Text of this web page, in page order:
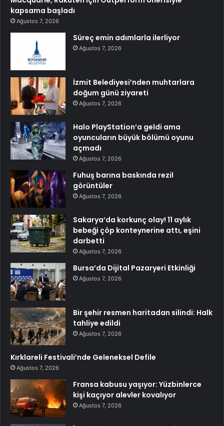
kapsama başladı
Ağustos 7, 2026
Süreç emin adımlarla ilerliyor
Ağustos 7, 2026
İzmit Belediyesi’nden muhtarlara
doğum günü ziyareti
Ağustos 7, 2026
Halo PlayStation’a geldi ama
oyuncuların büyük bölümü oyunu
açmadı
Ağustos 7, 2026
Fuhuş barına baskında rezil
görüntüler
Ağustos 7, 2026
Sakarya’da korkunç olay! 11 aylık
bebeği çöp konteynerine attı, eşini
darbetti
Ağustos 7, 2026
Bursa’da Dijital Pazaryeri Etkinliği
Ağustos 7, 2026
Bir şehir resmen haritadan silindi: Halk
tahliye edildi
Ağustos 7, 2026
Kırklareli Festivali’nde Geleneksel Defile
Ağustos 7, 2026
Fransa kabusu yaşıyor: Yüzbinlerce
kişi kaçıyor alevler kovalıyor
Ağustos 7, 2026